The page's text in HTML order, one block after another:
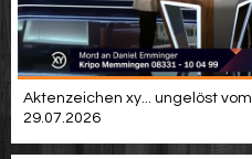
Aktenzeichen xy... ungelöst vom
29.07.2026